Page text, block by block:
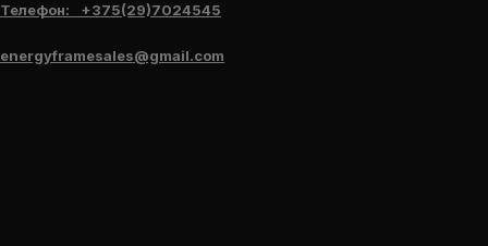
Телефон: +375(29)7024545
energyframesales@gmail.com